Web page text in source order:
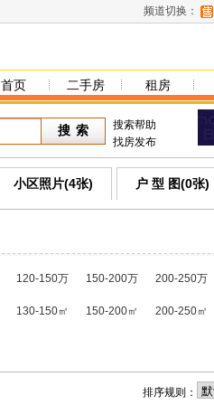
频道切换：
首页 二手房 租房
搜索帮助
找房发布
小区照片(4张) 户 型 图(0张)
120-150万 150-200万 200-250万
130-150㎡ 150-200㎡ 200-250㎡
排序规则：